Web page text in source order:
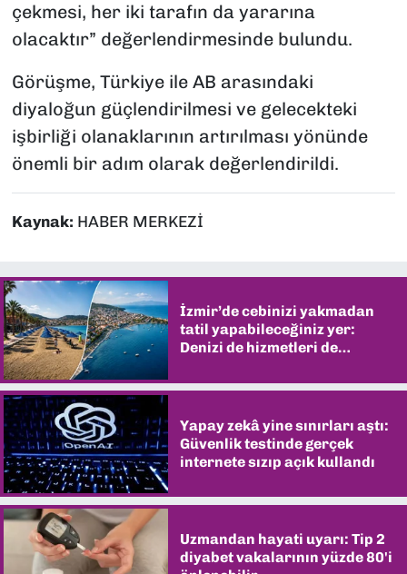
çekmesi, her iki tarafın da yararına
olacaktır” değerlendirmesinde bulundu.
Görüşme, Türkiye ile AB arasındaki
diyaloğun güçlendirilmesi ve gelecekteki
işbirliği olanaklarının artırılması yönünde
önemli bir adım olarak değerlendirildi.
Kaynak: HABER MERKEZİ
İzmir’de cebinizi yakmadan
tatil yapabileceğiniz yer:
Denizi de hizmetleri de
Yapay zekâ yine sınırları aştı:
Güvenlik testinde gerçek
internete sızıp açık kullandı
Uzmandan hayati uyarı: Tip 2
diyabet vakalarının yüzde 80'i